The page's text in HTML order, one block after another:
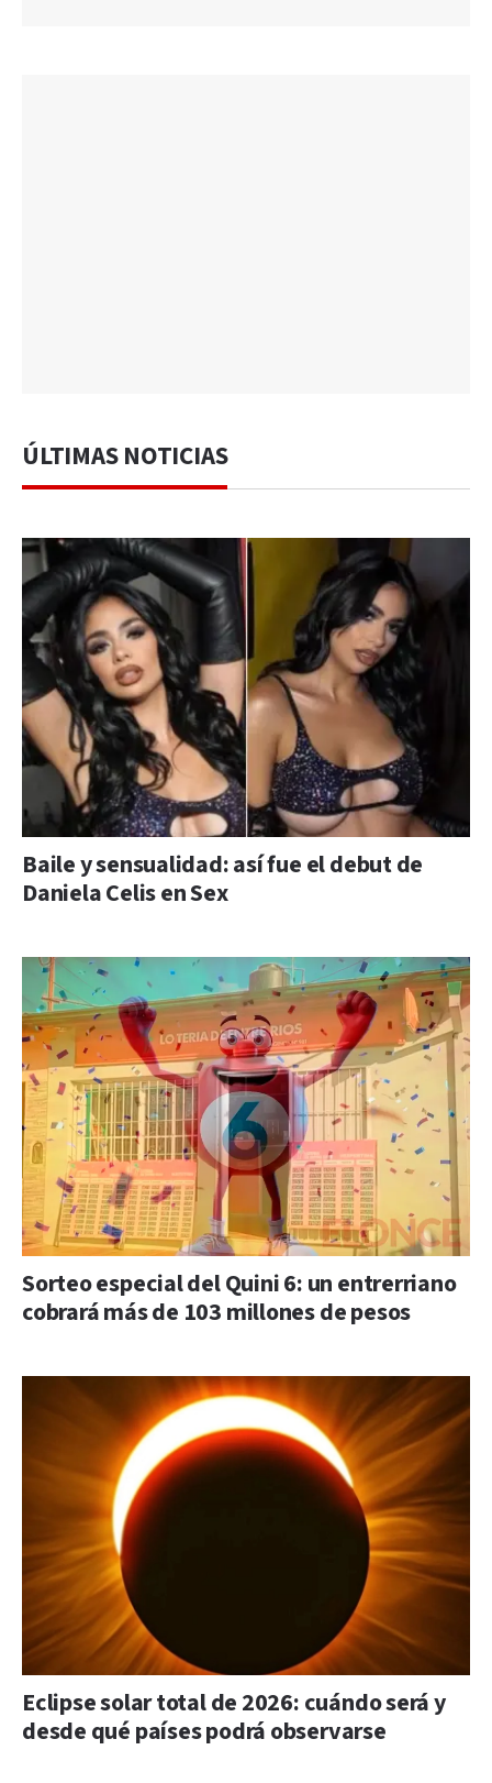
ÚLTIMAS NOTICIAS
Baile y sensualidad: así fue el debut de
Daniela Celis en Sex
Sorteo especial del Quini 6: un entrerriano
cobrará más de 103 millones de pesos
Eclipse solar total de 2026: cuándo será y
desde qué países podrá observarse